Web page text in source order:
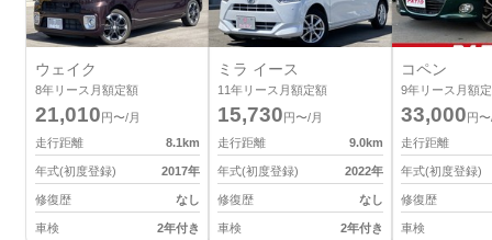
ウェイク
8年リース月額定額
21,010円〜/月
走行距離
8.1km
年式(初度登録) 2017年
修復歴 なし
車検 2年付き
ミラ イース
11年リース月額定額
15,730円〜/月
走行距離
9.0km
年式(初度登録) 2022年
修復歴 なし
車検 2年付き
コペン
9年リース月額
33,000円
走行距離
年式(初度登録)
修復歴
車検